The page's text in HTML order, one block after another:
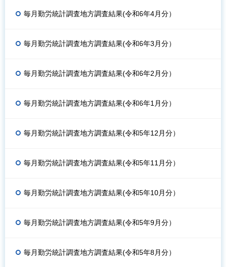
毎月勤労統計調査地方調査結果(令和6年4月分）
毎月勤労統計調査地方調査結果(令和6年3月分）
毎月勤労統計調査地方調査結果(令和6年2月分）
毎月勤労統計調査地方調査結果(令和6年1月分）
毎月勤労統計調査地方調査結果(令和5年12月分）
毎月勤労統計調査地方調査結果(令和5年11月分）
毎月勤労統計調査地方調査結果(令和5年10月分）
毎月勤労統計調査地方調査結果(令和5年9月分）
毎月勤労統計調査地方調査結果(令和5年8月分）